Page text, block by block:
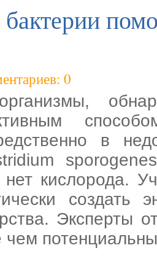
0
в
нет кислорода.
создать
Эксперты